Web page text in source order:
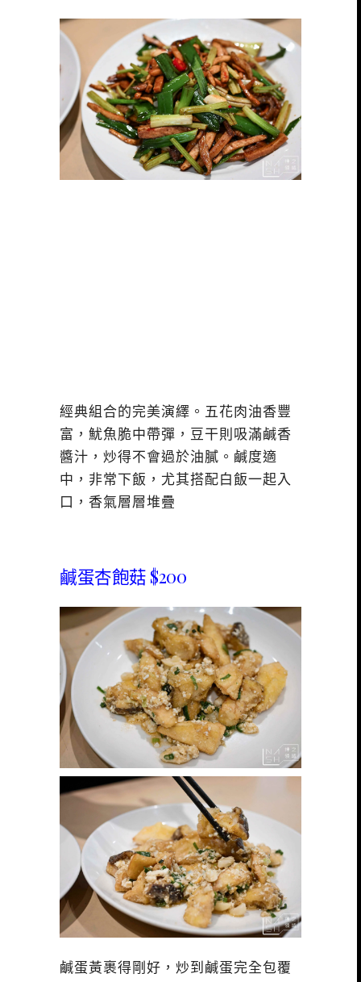
經典組合的完美演繹。五花肉油香豐
富，魷魚脆中帶彈，豆干則吸滿鹹香
醬汁，炒得不會過於油膩。鹹度適
中，非常下飯，尤其搭配白飯一起入
口，香氣層層堆疊
鹹蛋杏飽菇 $200
鹹蛋黃裹得剛好，炒到鹹蛋完全包覆